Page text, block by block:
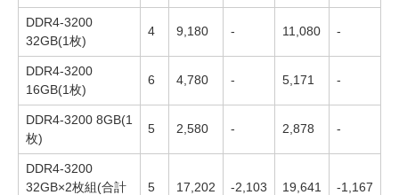
DDR4-3200
32GB(1枚)
4 9,180 - 11,080 -
DDR4-3200
16GB(1枚)
6 4,780 - 5,171 -
DDR4-3200 8GB(1
枚)
5 2,580 - 2,878 -
DDR4-3200
32GB×2枚組(合計
5 17,202 -2,103 19,641 -1,167